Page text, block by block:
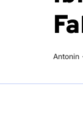
Antonin